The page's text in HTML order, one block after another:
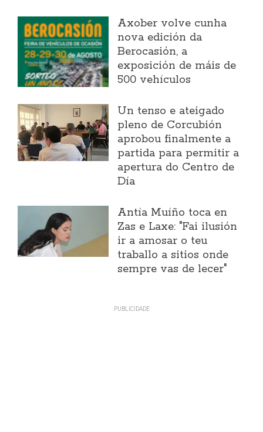
Axober volve cunha
nova edición da
Berocasión, a
exposición de máis de
500 vehículos
Un tenso e ateigado
pleno de Corcubión
aprobou finalmente a
partida para permitir a
apertura do Centro de
Día
Antía Muíño toca en
Zas e Laxe: "Fai ilusión
ir a amosar o teu
traballo a sitios onde
sempre vas de lecer"